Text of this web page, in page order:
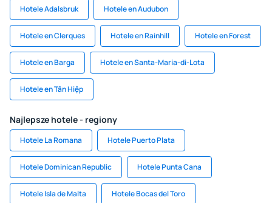
Hotele Adalsbruk Hotele en Audubon
Hotele en Clerques Hotele en Rainhill Hotele en Forest
Hotele en Barga Hotele en Santa-Maria-di-Lota
Hotele en Tân Hiệp
Najlepsze hotele - regiony
Hotele La Romana Hotele Puerto Plata
Hotele Dominican Republic Hotele Punta Cana
Hotele Isla de Malta Hotele Bocas del Toro